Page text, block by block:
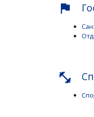
flag
fitness_center